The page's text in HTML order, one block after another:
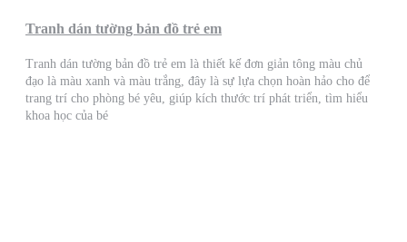
Tranh dán tường bản đồ trẻ em
Tranh dán tường bản đồ trẻ em là thiết kế đơn giản tông màu chủ
đạo là màu xanh và màu trắng, đây là sự lựa chọn hoàn hảo cho để
trang trí cho phòng bé yêu, giúp kích thước trí phát triển, tìm hiểu
khoa học của bé